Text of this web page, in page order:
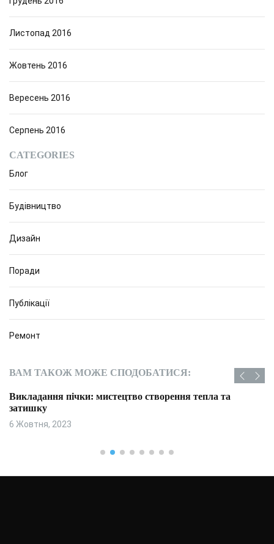
Листопад 2016
Жовтень 2016
Вересень 2016
Серпень 2016
CATEGORIES
Блог
Будівництво
Дизайн
Поради
Публікації
Ремонт
ВАМ ТАКОЖ МОЖЕ СПОДОБАТИСЯ:
Викладання пічки: мистецтво створення тепла та
затишку
6 Жовтня, 2023